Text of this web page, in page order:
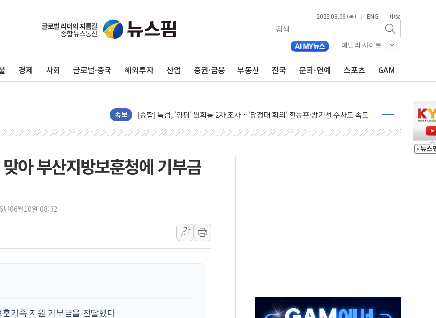
2026.08.06 (목) | ENG | 中文
패밀리 사이트
경제 사회 글로벌·중국 해외투자 산업 증권·금융 부동산 전국 문화·연예 스포츠 GAM
속보
양주 가전제품 창고서 화재…차량 3대·건물 1동 전소
종로·중구 오피스 78%가 준공 10년 이상…리뉴얼이 경쟁력 가른다
법원, '관저 이전 봐주기 감사' 유병호 구속적부심 기각
성폭력 피해자 보호단체, 경찰수사개혁위에 보완수사권 폐지 우려 전달
우크라, 러 탄도미사일 공격에 속수무책… 패트리엇 미사일 지원, 작년의 3분의 1
[내일날씨] 절기상 '입추'에 폭염 절정…서울 한낮 39도
제천 바이오밸리 공장 옥상서 불…30여분 만에 진화
CJ온스타일, 2분기 영업익 260억원…전년 比 21.2%↑
[IPO] 니어스랩 "피지컬 AI 자율비행 기술로 글로벌 방산 시장 공략"
한패스, 월 송금 60만건 돌파
초등학교 앞서 '쾅'…대전 중구서 시내버스 등 3중 추돌·1명 부상
아 부산지방보훈청에 기부금
년06월10일 08:32
가
가
가족 지원 기부금을 전달했다